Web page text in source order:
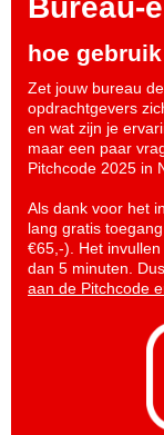
Bureau-
hoe
Zet jouw bureau
opdrachtgevers
en wat zijn je
maar een paar
Pitchcode 2025 in
Als dank voor het
lang gratis
€65,-). Het
dan 5 minuten.
aan de Pitchcode